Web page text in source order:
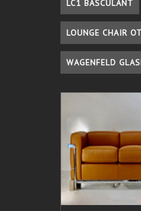
LC1 BASCULANT
LOUNGE CHAIR
WAGENFELD